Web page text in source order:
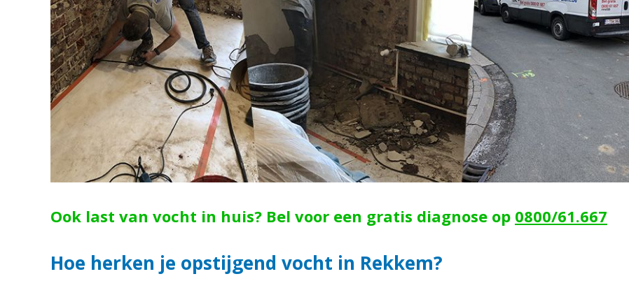
Ook last van vocht in huis? Bel voor een gratis diagnose op 0800/61.667
Hoe herken je opstijgend vocht in Rekkem?